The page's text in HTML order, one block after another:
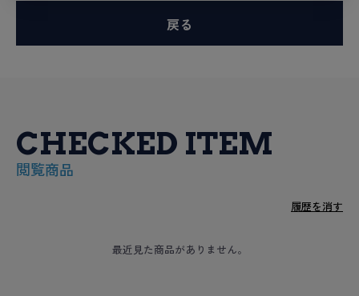
戻る
CHECKED ITEM
閲覧商品
履歴を消す
最近見た商品がありません。